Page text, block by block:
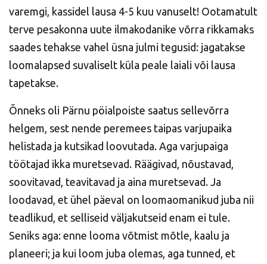
varemgi, kassidel lausa 4-5 kuu vanuselt! Ootamatult
terve pesakonna uute ilmakodanike võrra rikkamaks
saades tehakse vahel üsna julmi tegusid: jagatakse
loomalapsed suvaliselt küla peale laiali või lausa
tapetakse.
Õnneks oli Pärnu pöialpoiste saatus sellevõrra
helgem, sest nende peremees taipas varjupaika
helistada ja kutsikad loovutada. Aga varjupaiga
töötajad ikka muretsevad. Räägivad, nõustavad,
soovitavad, teavitavad ja aina muretsevad. Ja
loodavad, et ühel päeval on loomaomanikud juba nii
teadlikud, et selliseid väljakutseid enam ei tule.
Seniks aga: enne looma võtmist mõtle, kaalu ja
planeeri; ja kui loom juba olemas, aga tunned, et